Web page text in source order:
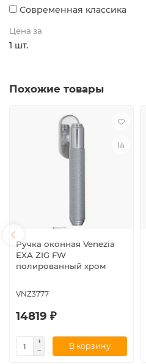
Современная классика
Цена за
1 шт.
Похожие товары
Ручка оконная Venezia
EXA ZIG FW
полированный хром
VNZ3777
14819 ₽
В корзину